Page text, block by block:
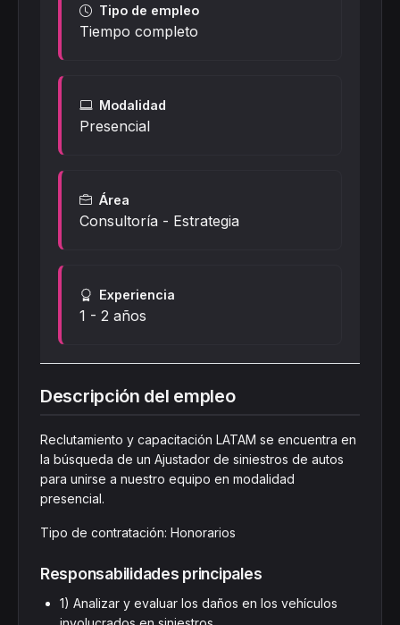
Tipo de empleo
Tiempo completo
Modalidad
Presencial
Área
Consultoría - Estrategia
Experiencia
1 - 2 años
Descripción del empleo
Reclutamiento y capacitación LATAM se encuentra en
la búsqueda de un Ajustador de siniestros de autos
para unirse a nuestro equipo en modalidad
presencial.
Tipo de contratación: Honorarios
Responsabilidades principales
1) Analizar y evaluar los daños en los vehículos